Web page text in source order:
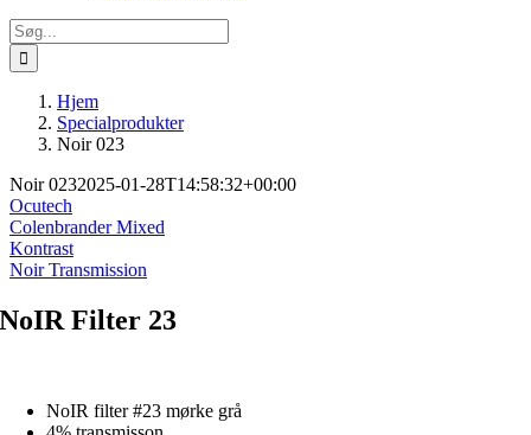
Søg
efter:
Hjem
Specialprodukter
Noir 023
Noir 0232025-01-28T14:58:32+00:00
Ocutech
Colenbrander Mixed
Kontrast
Noir Transmission
NoIR Filter 23
NoIR filter #23 mørke grå